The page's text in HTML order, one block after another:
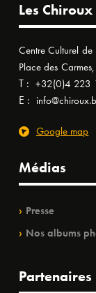
Les Chiroux
Centre Culturel de
Place des
T : +32(0)4 223
E :
Google map
Médias
Presse
Nos albums
Partenaires